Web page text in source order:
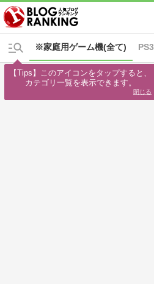
※家庭用ゲーム機(全て) PS3
【Tips】このアイコンをタップすると、
カテゴリ一覧を表示できます。
閉じる